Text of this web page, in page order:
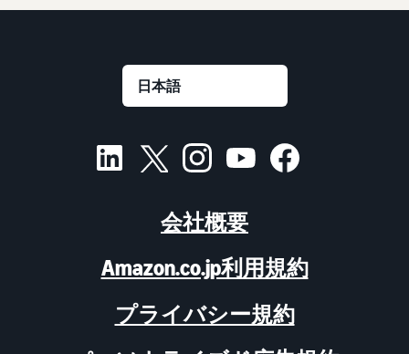
会社概要
Amazon.co.jp利用規約
プライバシー規約